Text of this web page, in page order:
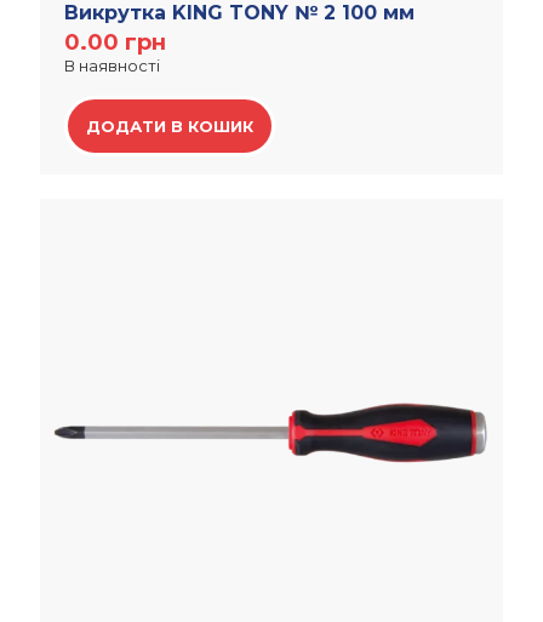
Викрутка KING TONY № 2 100 мм
0.00 грн
В наявності
ДОДАТИ В КОШИК